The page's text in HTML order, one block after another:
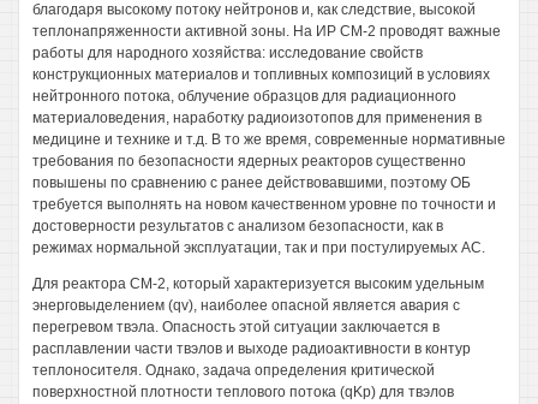
благодаря высокому потоку нейтронов и, как следствие, высокой
теплонапряженности активной зоны. На ИР СМ-2 проводят важные
работы для народного хозяйства: исследование свойств
конструкционных материалов и топливных композиций в условиях
нейтронного потока, облучение образцов для радиационного
материаловедения, наработку радиоизотопов для применения в
медицине и технике и т.д. В то же время, современные нормативные
требования по безопасности ядерных реакторов существенно
повышены по сравнению с ранее действовавшими, поэтому ОБ
требуется выполнять на новом качественном уровне по точности и
достоверности результатов с анализом безопасности, как в
режимах нормальной эксплуатации, так и при постулируемых АС.
Для реактора СМ-2, который характеризуется высоким удельным
энерговыделением (qv), наиболее опасной является авария с
перегревом твэла. Опасность этой ситуации заключается в
расплавлении части твэлов и выходе радиоактивности в контур
теплоносителя. Однако, задача определения критической
поверхностной плотности теплового потока (qKp) для твэлов